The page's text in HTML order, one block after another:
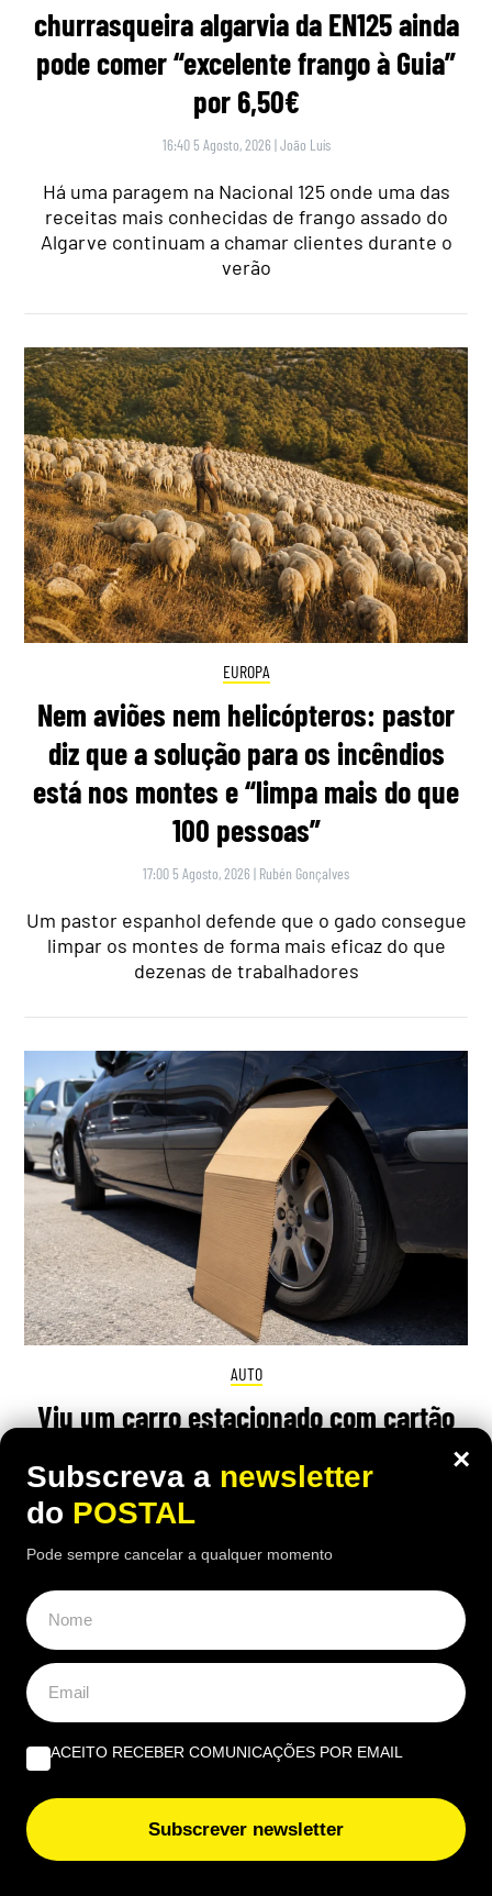
churrasqueira algarvia da EN125 ainda
pode comer “excelente frango à Guia”
por 6,50€
16:40 5 Agosto, 2026 |João Luís
Há uma paragem na Nacional 125 onde uma das
receitas mais conhecidas de frango assado do
Algarve continuam a chamar clientes durante o
verão
EUROPA
Nem aviões nem helicópteros: pastor
diz que a solução para os incêndios
está nos montes e “limpa mais do que
100 pessoas”
17:00 5 Agosto, 2026 | Rubén Gonçalves
Um pastor espanhol defende que o gado consegue
limpar os montes de forma mais eficaz do que
dezenas de trabalhadores
AUTO
Viu um carro estacionado com cartão
nas rodas? Este é o motivo (e não tem
a ver com animais)
junto às rodas dos carros estacionados ao sol
×
Subscreva a newsletter
do POSTAL
Pode sempre cancelar a qualquer momento
ACEITO RECEBER COMUNICAÇÕES POR EMAIL
Subscrever newsletter